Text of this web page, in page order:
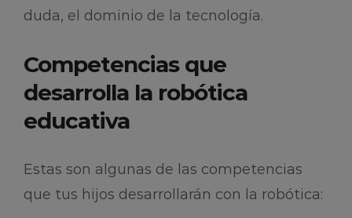
duda, el dominio de la tecnología.
Competencias que
desarrolla la robótica
educativa
Estas son algunas de las competencias
que tus hijos desarrollarán con la robótica: